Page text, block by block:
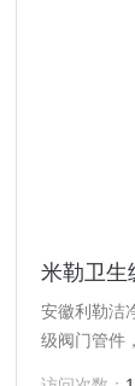
米勒卫生
安徽利勒洁
级阀门管件